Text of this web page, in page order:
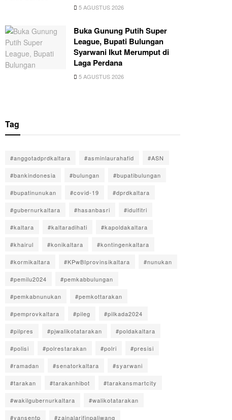
5 AGUSTUS 2026
Buka Gunung Putih Super
League, Bupati Bulungan
Syarwani Ikut Merumput di
Laga Perdana
5 AGUSTUS 2026
Tag
#anggotadprdkaltara #asminlaurahafid #ASN
#bankindonesia #bulungan #bupatibulungan
#bupatinunukan #covid-19 #dprdkaltara
#gubernurkaltara #hasanbasri #idulfitri
#kaltara #kaltaradihati #kapoldakaltara
#khairul #konikaltara #kontingenkaltara
#kormikaltara #KPwBIprovinsikaltara #nunukan
#pemilu2024 #pemkabbulungan
#pemkabnunukan #pemkottarakan
#pemprovkaltara #pileg #pilkada2024
#pilpres #pjwalikotatarakan #poldakaltara
#polisi #polrestarakan #polri #presisi
#ramadan #senatorkaltara #syarwani
#tarakan #tarakanhibot #tarakansmartcity
#wakilgubernurkaltara #walikotatarakan
#yansentp #zainalarifinpaliwang